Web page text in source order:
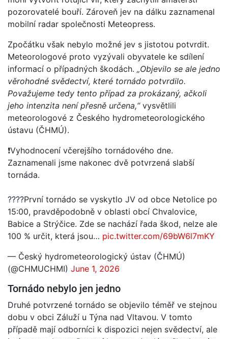
pozorovatelé bouří. Zároveň jev na dálku zaznamenal
mobilní radar společnosti Meteopress.
Zpočátku však nebylo možné jev s jistotou potvrdit.
Meteorologové proto vyzývali obyvatele ke sdílení
informací o případných škodách. „Objevilo se ale jedno
věrohodné svědectví, které tornádo potvrdilo.
Považujeme tedy tento případ za prokázaný, ačkoli
jeho intenzita není přesně určena,“vysvětlili
meteorologové z Českého hydrometeorologického
ústavu (ČHMÚ).
❗Vyhodnocení včerejšího tornádového dne.
Zaznamenali jsme nakonec dvě potvrzená slabší
tornáda.
????První tornádo se vyskytlo JV od obce Netolice po
15:00, pravděpodobně v oblasti obcí Chvalovice,
Babice a Strýčice. Zde se nachází řada škod, nelze ale
100 % určit, která jsou… pic.twitter.com/69bW6l7mKY
— Český hydrometeorologický ústav (ČHMÚ)
(@CHMUCHMI) June 1, 2026
Tornádo nebylo jen jedno
Druhé potvrzené tornádo se objevilo téměř ve stejnou
dobu v obci Záluží u Týna nad Vltavou. V tomto
případě mají odborníci k dispozici nejen svědectví, ale